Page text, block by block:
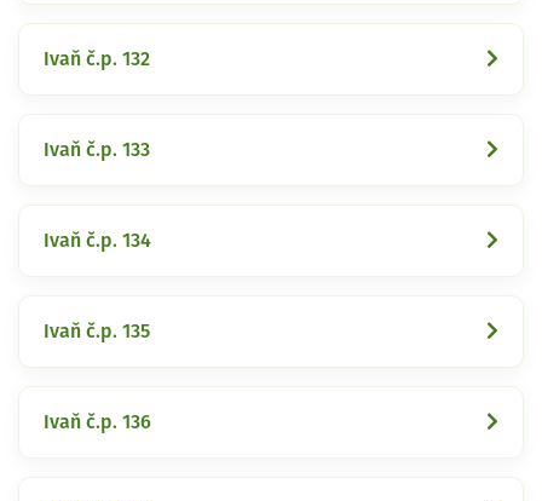
Ivaň č.p. 132
Ivaň č.p. 133
Ivaň č.p. 134
Ivaň č.p. 135
Ivaň č.p. 136